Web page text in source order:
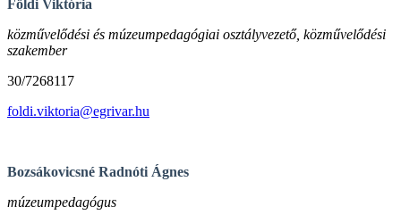
Földi Viktória
közművelődési és múzeumpedagógiai osztályvezető, közművelődési
szakember
30/7268117
foldi.viktoria@egrivar.hu
Bozsákovicsné Radnóti Ágnes
múzeumpedagógus